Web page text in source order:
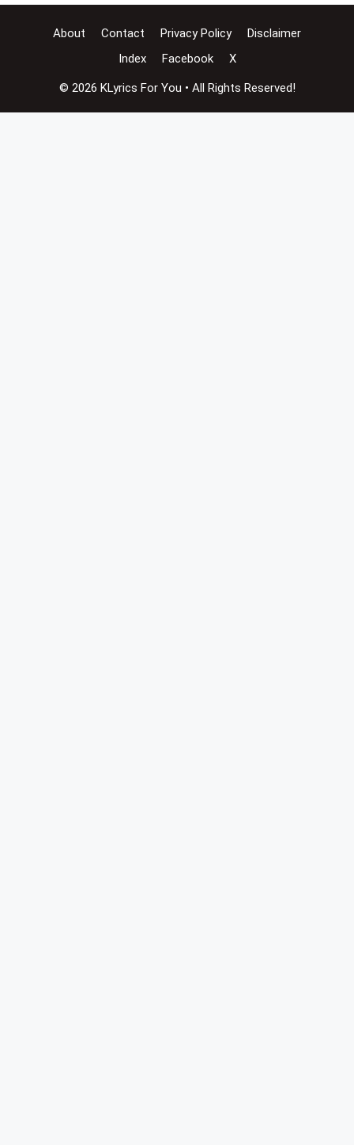
About Contact Privacy Policy
Disclaimer
Index
Facebook X
© 2026 KLyrics For You • All Rights Reserved!